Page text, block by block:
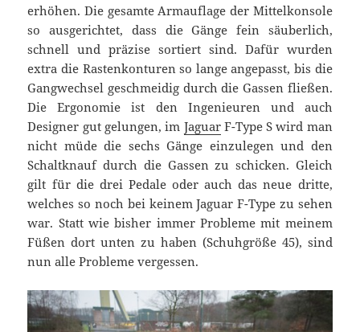
erhöhen. Die gesamte Armauflage der Mittelkonsole
so ausgerichtet, dass die Gänge fein säuberlich,
schnell und präzise sortiert sind. Dafür wurden
extra die Rastenkonturen so lange angepasst, bis die
Gangwechsel geschmeidig durch die Gassen fließen.
Die Ergonomie ist den Ingenieuren und auch
Designer gut gelungen, im JaguarF-Type S wird man
nicht müde die sechs Gänge einzulegen und den
Schaltknauf durch die Gassen zu schicken. Gleich
gilt für die drei Pedale oder auch das neue dritte,
welches so noch bei keinem Jaguar F-Type zu sehen
war. Statt wie bisher immer Probleme mit meinem
Füßen dort unten zu haben (Schuhgröße 45), sind
nun alle Probleme vergessen.